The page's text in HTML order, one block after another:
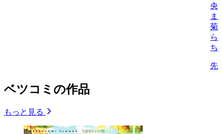
央
菊
ら
ち
先
ベツコミの作品
もっと見る